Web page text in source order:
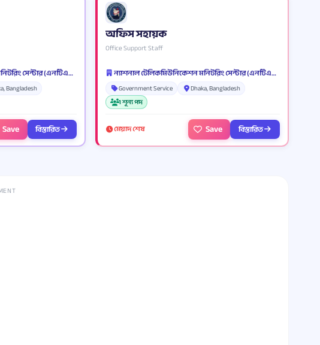
ন্যাশনাল টেলিকমিউনিকেশন মনিটরিং সেন্টার (এনটিএমসি)
Bangladesh
Save বিস্তারিত
অফিস সহায়ক
Office Support Staff
ন্যাশনাল টেলিকমিউনিকেশন মনিটরিং সেন্টার (এনটিএমসি)
Government Service
Dhaka, Bangladesh
1 শূন্য পদ
মেয়াদ শেষ Save বিস্তারিত